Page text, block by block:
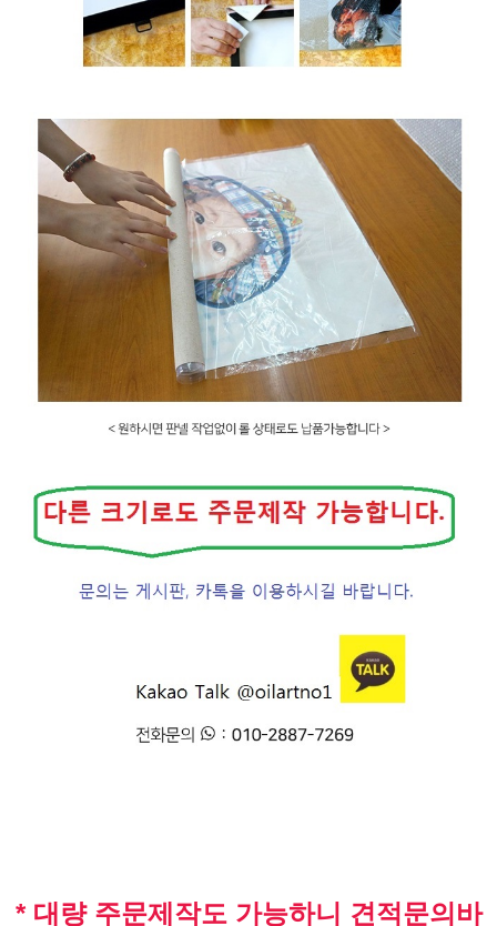
* 대량 주문제작도 가능하니 견적문의바